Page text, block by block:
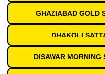
GHAZIABAD GOLD
DHAKOLI
DISAWAR MORNING